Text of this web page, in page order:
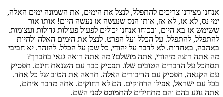
אנחנו מצידנו צריכים להתפלל, לנצל את הימים, את השמונה ימים האלה,
ימי נס, לא אז, לא אז, אותו הנס שנעשה אז נעשה היום! אותו אור
ששימש אז בא היום, ובכוחו אנחנו יכולים לפעול פעולות גדולות ועצומות.
להתפלל, להתפלל. על הכלל ועל הפרט. לנצל את הימים האלה ולהיות
באהבה, באחדות. לא לדבר על יהודי, כל שכן על הכלל. להזהר. יא חביבי
מה אתה רוצה מיהודי, אתה מושלם? מה אתה רואה גנאי בחברך?
תסתכל על הדברים הטובים שלו. תפסיק כבר עם השנאת חינם. תפסיק
עם הקנאה, תפסיק עם הדיבורים האלה. תראה את הטוב של כל אחד.
בכל עם ישראל, אפילו הרחוקים. הם לא רחוקים. אתה מדבר איתם,
אתה נוגע בהם והם מתחילים להתמוסס לפני השם.